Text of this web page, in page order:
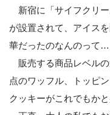
新宿に「サイフクリ
が設置されて、アイス
華だったのなんのって
販売する商品レベル
点のワッフル、トッピ
クッキーがこれでもか